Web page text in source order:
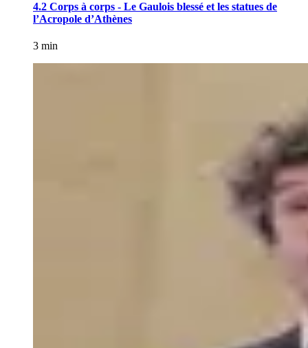
4.2 Corps à corps - Le Gaulois blessé et les statues de
l’Acropole d’Athènes
3 min